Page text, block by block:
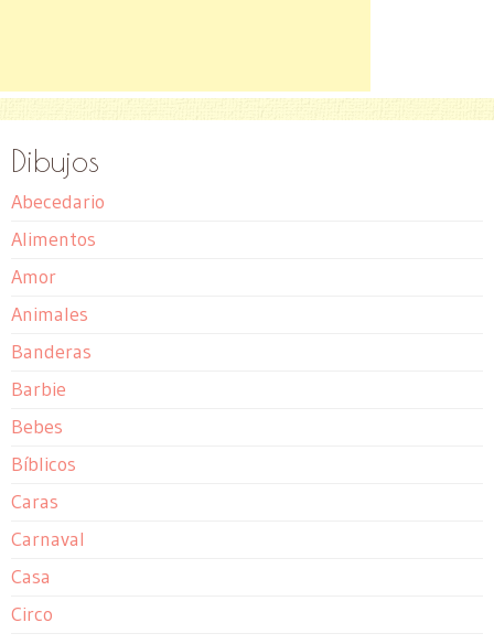
Dibujos
Abecedario
Alimentos
Amor
Animales
Banderas
Barbie
Bebes
Bíblicos
Caras
Carnaval
Casa
Circo